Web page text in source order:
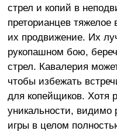
стрел и копий в
преторианцев тяжелое
их продвижение. Их
рукопашном бою,
стрел. Кавалерия
чтобы избежать
для копейщиков. Хотя
уникальности, видимо
игры в целом